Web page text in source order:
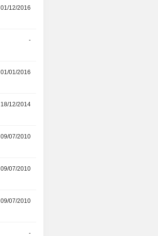
01/12/2016
-
01/01/2016
18/12/2014
09/07/2010
09/07/2010
09/07/2010
-